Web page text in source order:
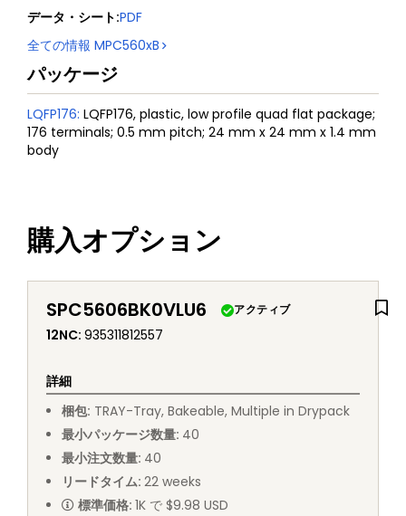
データ・シート:PDF
全ての情報 MPC560xB
パッケージ
LQFP176: LQFP176, plastic, low profile quad flat package;
176 terminals; 0.5 mm pitch; 24 mm x 24 mm x 1.4 mm
body
購入オプション
SPC5606BK0VLU6 アクティブ
12NC: 935311812557
詳細
梱包: TRAY-Tray, Bakeable, Multiple in Drypack
最小パッケージ数量: 40
最小注文数量: 40
リードタイム: 22 weeks
標準価格: 1K で $9.98 USD